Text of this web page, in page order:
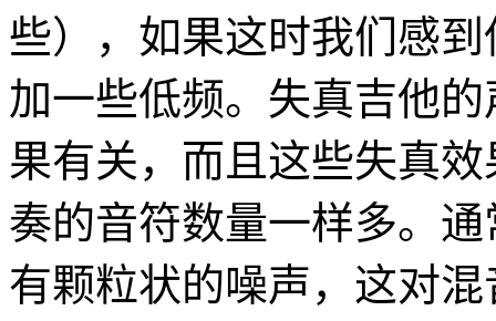
些），如果这时我们感
加一些低频。失真吉他
果有关，而且这些失真
奏的音符数量一样多。
有颗粒状的噪声，这对